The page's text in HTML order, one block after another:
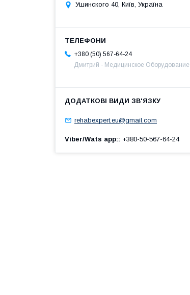
Ушинского 40, Київ, Україна
+380 (50) 567-64-24
Дмитрий - Медицинское Оборудование
rehabexpert.eu@gmail.com
Viber/Wats app: +380-50-567-64-24